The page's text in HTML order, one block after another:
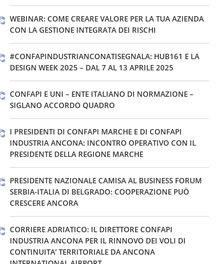
WEBINAR: COME CREARE VALORE PER LA TUA AZIENDA
CON LA GESTIONE INTEGRATA DEI RISCHI
#CONFAPINDUSTRIANCONATISEGNALA: HUB161 E LA
DESIGN WEEK 2025 – DAL 7 AL 13 APRILE 2025
CONFAPI E UNI – ENTE ITALIANO DI NORMAZIONE –
SIGLANO ACCORDO QUADRO
I PRESIDENTI DI CONFAPI MARCHE E DI CONFAPI
INDUSTRIA ANCONA: INCONTRO OPERATIVO CON IL
PRESIDENTE DELLA REGIONE MARCHE
PRESIDENTE NAZIONALE CAMISA AL BUSINESS FORUM
SERBIA-ITALIA DI BELGRADO: COOPERAZIONE PUÒ
CRESCERE ANCORA
CORRIERE ADRIATICO: IL DIRETTORE CONFAPI
INDUSTRIA ANCONA PER IL RINNOVO DEI VOLI DI
CONTINUITA’ TERRITORIALE DA ANCONA